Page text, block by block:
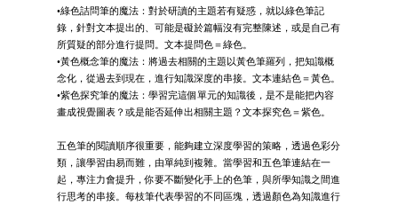
•綠色詰問筆的魔法：對於研讀的主題若有疑惑，就以綠色筆記
錄，針對文本提出的、可能是礙於篇幅沒有完整陳述，或是自己有
所質疑的部分進行提問。文本提問色＝綠色。
•黃色概念筆的魔法：將過去相關的主題以黃色筆羅列，把知識概
念化，從過去到現在，進行知識深度的串接。文本連結色＝黃色。
•紫色探究筆的魔法：學習完這個單元的知識後，是不是能把內容
畫成視覺圖表？或是能否延伸出相關主題？文本探究色＝紫色。
五色筆的閱讀順序很重要，能夠建立深度學習的策略，透過色彩分
類，讓學習由易而難，由單純到複雜。當學習和五色筆連結在一
起，專注力會提升，你要不斷變化手上的色筆，與所學知識之間進
行思考的串接。每枝筆代表學習的不同區塊，透過顏色為知識進行